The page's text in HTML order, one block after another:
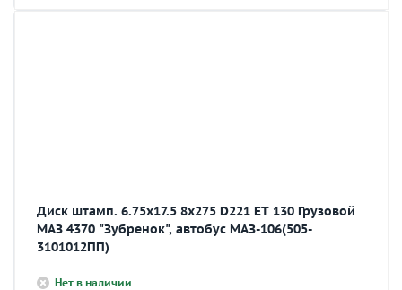
Диск штамп. 6.75х17.5 8х275 D221 ET 130 Грузовой
МАЗ 4370 "Зубренок", автобус МАЗ-106(505-
3101012ПП)
Нет в наличии